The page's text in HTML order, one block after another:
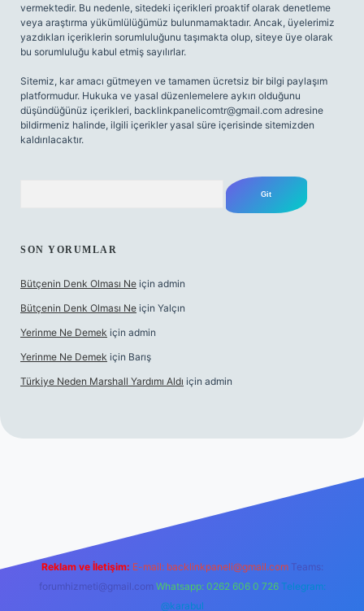
vermektedir. Bu nedenle, sitedeki içerikleri proaktif olarak denetleme
veya araştırma yükümlülüğümüz bulunmamaktadır. Ancak, üyelerimiz
yazdıkları içeriklerin sorumluluğunu taşımakta olup, siteye üye olarak
bu sorumluluğu kabul etmiş sayılırlar.
Sitemiz, kar amacı gütmeyen ve tamamen ücretsiz bir bilgi paylaşım
platformudur. Hukuka ve yasal düzenlemelere aykırı olduğunu
düşündüğünüz içerikleri, backlinkpanelicomtr@gmail.com adresine
bildirmeniz halinde, ilgili içerikler yasal süre içerisinde sitemizden
kaldırılacaktır.
SON YORUMLAR
Bütçenin Denk Olması Ne için admin
Bütçenin Denk Olması Ne için Yalçın
Yerinme Ne Demek için admin
Yerinme Ne Demek için Barış
Türkiye Neden Marshall Yardımı Aldı için admin
Reklam ve İletişim: E-mail: backlinkpaneli@gmail.com Teams:
forumhizmeti@gmail.com Whatsapp: 0262 606 0 726 Telegram:
@karabul